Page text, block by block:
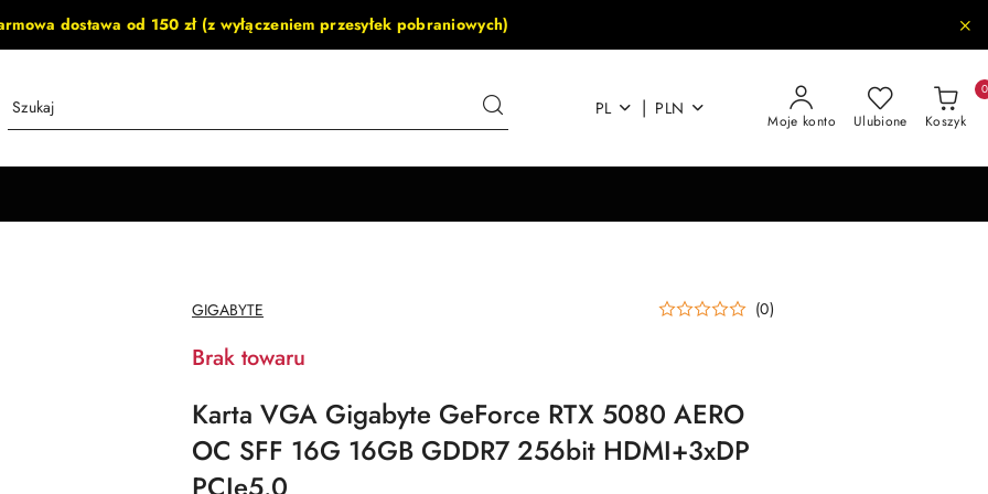
dostawa od 150 zł (z wyłączeniem przesyłek pobraniowych)
PL | PLN
Moje konto Ulubione Koszyk
0
NAZWA
PRODUCENTA:
GIGABYTE (0)
Brak towaru
Karta VGA Gigabyte GeForce RTX 5080 AERO
OC SFF 16G 16GB GDDR7 256bit HDMI+3xDP